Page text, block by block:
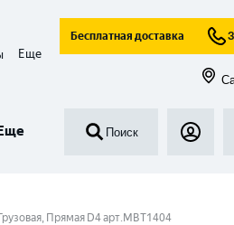
Еще
Бесплатная доставка
Поиск
Прямая D4 арт.MBT1404